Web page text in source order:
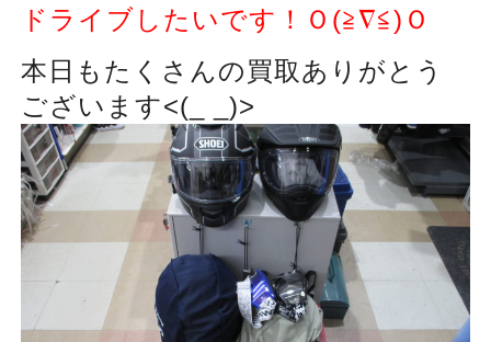
ドライブしたいです！Ｏ(≧∇≦)Ｏ
本日もたくさんの買取ありがとう
ございます<(_ _)>